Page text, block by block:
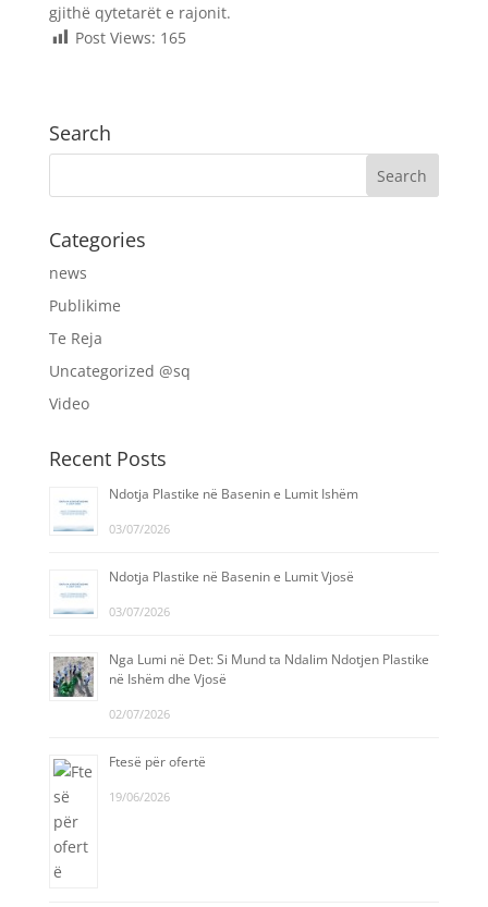
gjithë qytetarët e rajonit.
Post Views: 165
Search
Categories
news
Publikime
Te Reja
Uncategorized @sq
Video
Recent Posts
Ndotja Plastike në Basenin e Lumit Ishëm
03/07/2026
Ndotja Plastike në Basenin e Lumit Vjosë
03/07/2026
Nga Lumi në Det: Si Mund ta Ndalim Ndotjen Plastike
në Ishëm dhe Vjosë
02/07/2026
Ftesë për ofertë
19/06/2026